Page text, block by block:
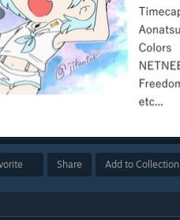
Share Add to Collection